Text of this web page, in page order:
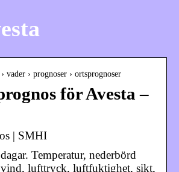
vader › prognoser › ortsprognoser
för Avesta –
| SMHI
Temperatur, nederbörd
vind, lufttryck, luftfuktighet, sikt,